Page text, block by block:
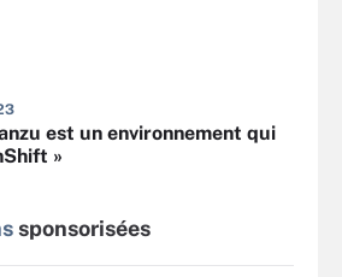
est un environnement qui
»
sponsorisées